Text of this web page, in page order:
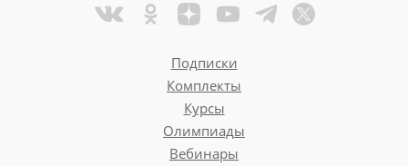
Подписки
Комплекты
Курсы
Олимпиады
Вебинары